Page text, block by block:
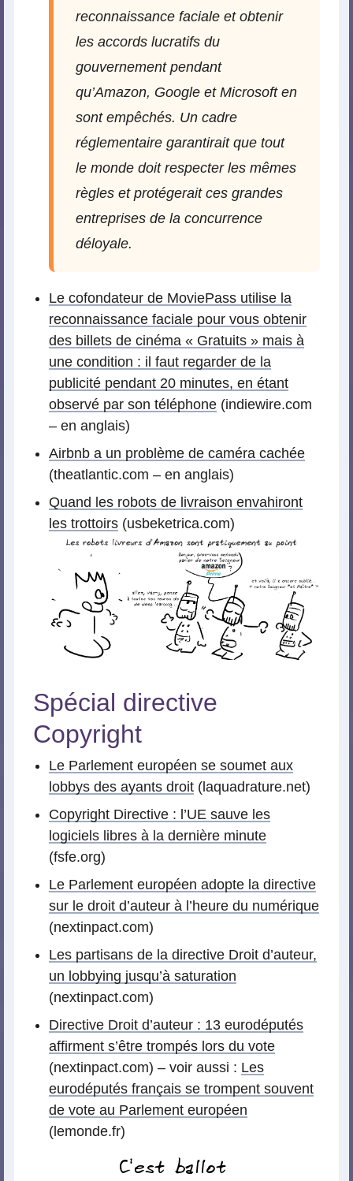
reconnaissance faciale et obtenir
les accords lucratifs du
gouvernement pendant
qu’Amazon, Google et Microsoft en
sont empêchés. Un cadre
réglementaire garantirait que tout
le monde doit respecter les mêmes
règles et protégerait ces grandes
entreprises de la concurrence
déloyale.
Le cofondateur de MoviePass utilise la
reconnaissance faciale pour vous obtenir
des billets de cinéma « Gratuits » mais à
une condition : il faut regarder de la
publicité pendant 20 minutes, en étant
observé par son téléphone (indiewire.com
– en anglais)
Airbnb a un problème de caméra cachée
(theatlantic.com – en anglais)
Quand les robots de livraison envahiront
les trottoirs (usbeketrica.com)
Spécial directive
Copyright
Le Parlement européen se soumet aux
lobbys des ayants droit (laquadrature.net)
Copyright Directive : l’UE sauve les
logiciels libres à la dernière minute
(fsfe.org)
Le Parlement européen adopte la directive
sur le droit d’auteur à l’heure du numérique
(nextinpact.com)
Les partisans de la directive Droit d’auteur,
un lobbying jusqu’à saturation
(nextinpact.com)
Directive Droit d’auteur : 13 eurodéputés
affirment s’être trompés lors du vote
(nextinpact.com) – voir aussi : Les
eurodéputés français se trompent souvent
de vote au Parlement européen
(lemonde.fr)